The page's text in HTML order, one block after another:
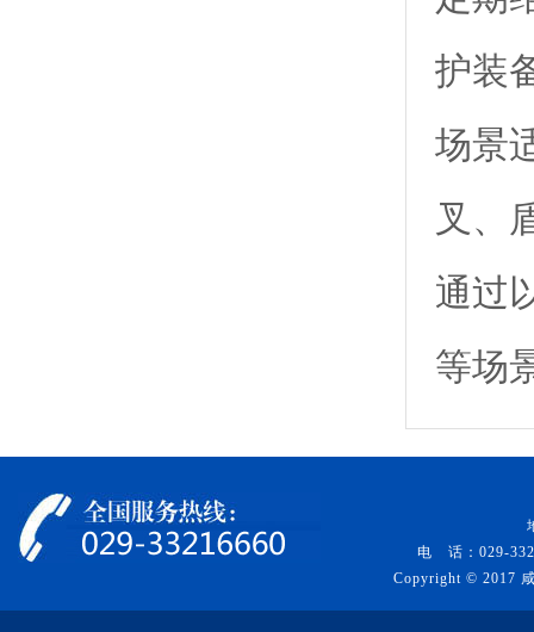
护装
场景
叉、
通过
等场
电 话：029-
Copyright © 2017